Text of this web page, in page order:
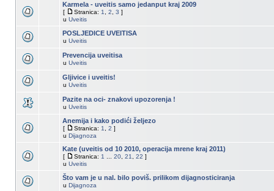
Karmela - uveitis samo jedanput kraj 2009
[ Stranica: 1 2 3 ]
u Uveitis
POSLJEDICE UVEITISA
u Uveitis
Prevencija uveitisa
u Uveitis
Gljivice i uveitis!
u Uveitis
Pazite na oci- znakovi upozorenja !
u Uveitis
Anemija i kako podići željezo
[ Stranica: 1 2 ]
u Dijagnoza
Kate (uveitis od 10 2010, operacija mrene kraj 2011)
[ Stranica: 1 20 21 22 ]
u Uveitis
Što vam je u nal. bilo poviš. prilikom dijagnosticiranja
u Dijagnoza